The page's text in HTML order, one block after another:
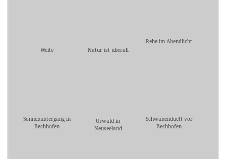
Weite Natur ist überall
Rehe im Abendlicht
Sonnenuntergang in
Bechhofen
Urwald in
Neuseeland
Schwanenduett vor
Bechhofen